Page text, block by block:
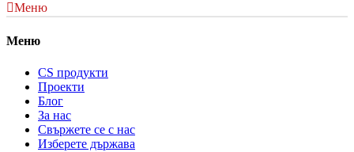
Меню
Меню
CS продукти
Проекти
Блог
За нас
Свържете се с нас
Изберете държава